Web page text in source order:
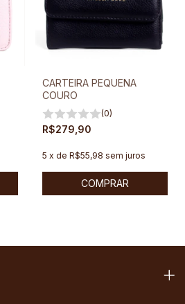
CARTEIRA PEQUENA
COURO
(0)
R$279,90
5 x de R$55,98 sem juros
COMPRAR